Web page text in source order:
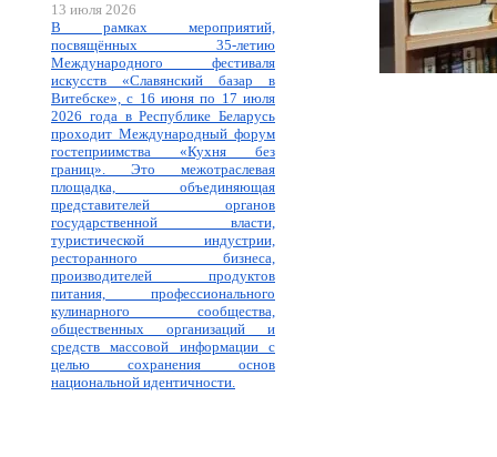
13 июля 2026
В рамках мероприятий,
посвящённых 35-летию
Международного фестиваля
искусств «Славянский базар в
Витебске», с 16 июня по 17 июля
2026 года в Республике Беларусь
проходит Международный форум
гостеприимства «Кухня без
границ». Это межотраслевая
площадка, объединяющая
представителей органов
государственной власти,
туристической индустрии,
ресторанного бизнеса,
производителей продуктов
питания, профессионального
кулинарного сообщества,
общественных организаций и
средств массовой информации с
целью сохранения основ
национальной идентичности.